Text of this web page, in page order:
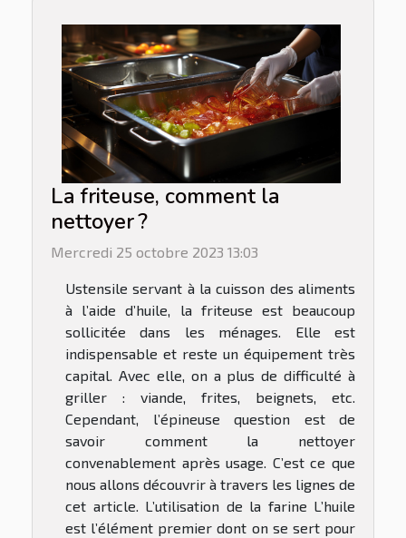
La friteuse, comment la
nettoyer ?
Mercredi 25 octobre 2023 13:03
Ustensile servant à la cuisson des aliments
à l’aide d’huile, la friteuse est beaucoup
sollicitée dans les ménages. Elle est
indispensable et reste un équipement très
capital. Avec elle, on a plus de difficulté à
griller : viande, frites, beignets, etc.
Cependant, l’épineuse question est de
savoir comment la nettoyer
convenablement après usage. C’est ce que
nous allons découvrir à travers les lignes de
cet article. L’utilisation de la farine L’huile
est l’élément premier dont on se sert pour